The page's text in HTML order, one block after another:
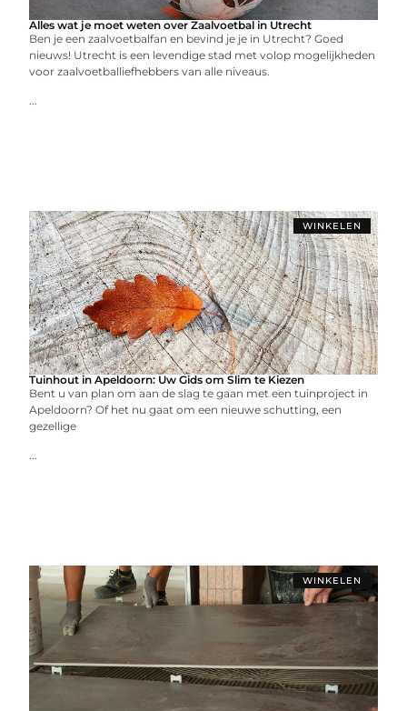
Alles wat je moet weten over Zaalvoetbal in Utrecht
Ben je een zaalvoetbalfan en bevind je je in Utrecht? Goed
nieuws! Utrecht is een levendige stad met volop mogelijkheden
voor zaalvoetballiefhebbers van alle niveaus.
...
WINKELEN
Tuinhout in Apeldoorn: Uw Gids om Slim te Kiezen
Bent u van plan om aan de slag te gaan met een tuinproject in
Apeldoorn? Of het nu gaat om een nieuwe schutting, een
gezellige
...
WINKELEN